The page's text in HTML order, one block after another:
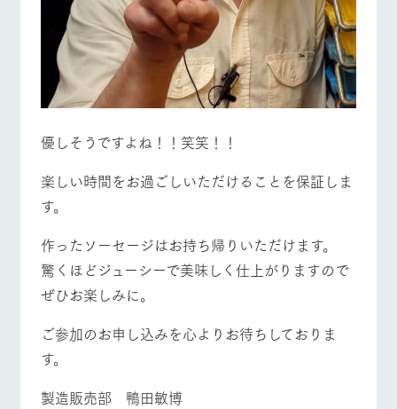
優しそうですよね！！笑笑！！
楽しい時間をお過ごしいただけることを保証しま
す。
作ったソーセージはお持ち帰りいただけます。
驚くほどジューシーで美味しく仕上がりますので
ぜひお楽しみに。
ご参加のお申し込みを心よりお待ちしておりま
す。
製造販売部 鴨田敏博